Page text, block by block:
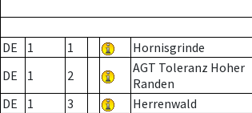
DE
1 1 Hornisgrinde
DE
1 2
AGT Toleranz Hoher
Randen
DE
1 3 Herrenwald